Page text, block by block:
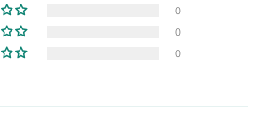
0
0
0